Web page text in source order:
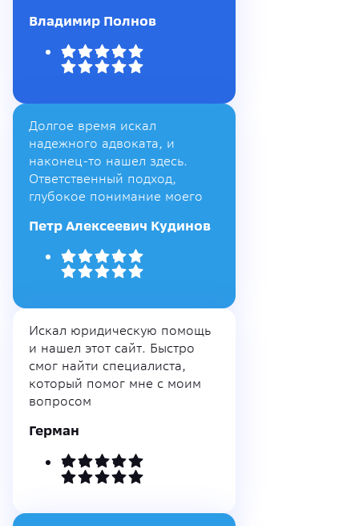
Владимир Полнов
Долгое время искал
надежного адвоката, и
наконец-то нашел здесь.
Ответственный подход,
глубокое понимание моего
Петр Алексеевич Кудинов
Искал юридическую помощь
и нашел этот сайт. Быстро
смог найти специалиста,
который помог мне с моим
вопросом
Герман